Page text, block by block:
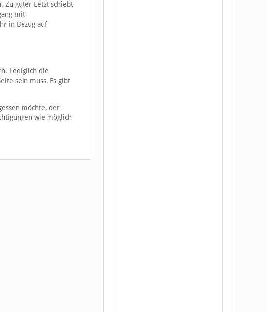
Zu guter Letzt schiebt
mit
in Bezug auf
Lediglich die
sein muss. Es gibt
möchte, der
wie möglich